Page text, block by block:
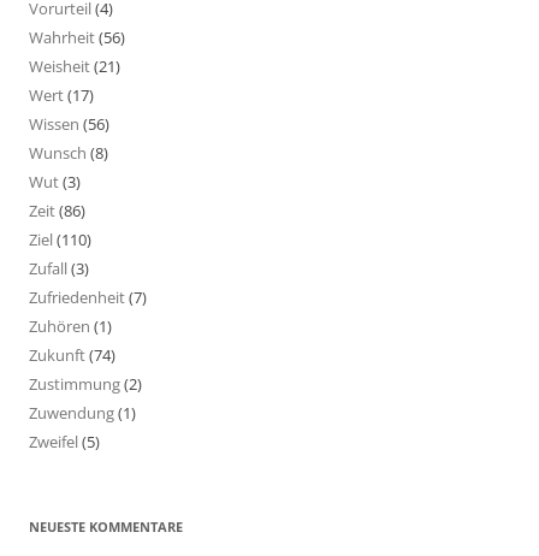
Vorurteil(4)
Wahrheit(56)
Weisheit(21)
Wert(17)
Wissen (56)
Wunsch (8)
Wut(3)
Zeit(86)
Ziel(110)
Zufall(3)
Zufriedenheit(7)
Zuhören (1)
Zukunft(74)
Zustimmung(2)
Zuwendung(1)
Zweifel(5)
NEUESTE KOMMENTARE